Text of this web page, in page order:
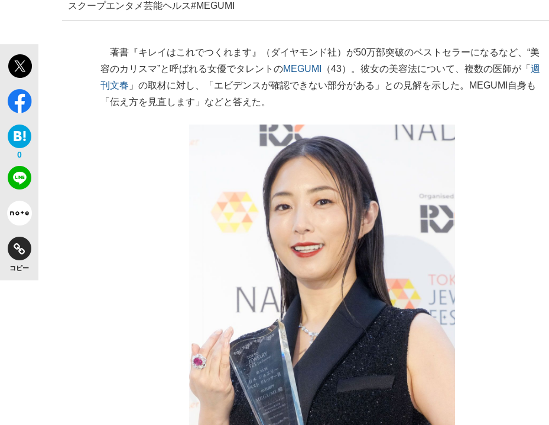
【独自】昭和の大女優・小川真由美（享年86）が鹿児島で3月に死去し...
《VIVANT》頼れる相棒・ドラムが認めた“照ノ富士に激怒され... 《BTS厳戒トーキョー滞
もっと見る
キングの誕生を、目撃せよ。
もっと見る
スクープエンタメ芸能ヘルス#MEGUMI
0
コピー
著書『キレイはこれでつくれます』（ダイヤモンド社）が50万部突破のベストセラーになるなど、“美
容のカリスマ”と呼ばれる女優でタレントのMEGUMI （43）。彼女の美容法について、複数の医師が「 週
刊文春 」の取材に対し、「エビデンスが確認できない部分がある」との見解を示した。MEGUMI自身も
「伝え方を見直します」などと答えた。